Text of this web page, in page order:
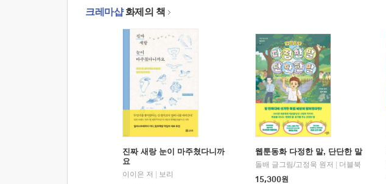
크레마샵화제의 책
진짜 새랑 눈이 마주쳤다니까
요
이이은 저
보리
웹툰동화 다정한 말, 단단한 말
돌배 글그림/고정욱 원저
더블북
15,300원